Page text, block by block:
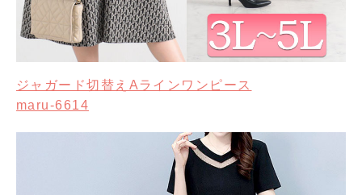
ジャガード切替えAラインワンピース
maru-6614